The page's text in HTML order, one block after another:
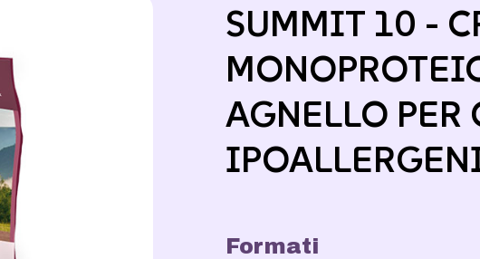
SUMMIT 10 -
AGNELLO
Formati